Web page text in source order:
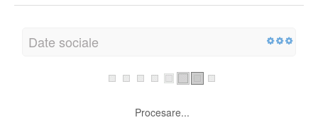
Date sociale
Procesare...